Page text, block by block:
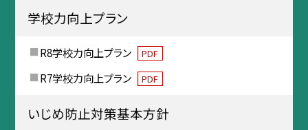
学校力向上プラン
R8学校力向上プラン PDF
R7学校力向上プラン PDF
いじめ防止対策基本方針